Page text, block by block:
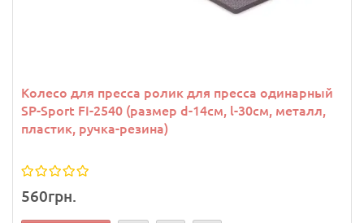
Колесо для пресса ролик для пресса одинарный
SP-Sport FI-2540 (размер d-14см, l-30см, металл,
пластик, ручка-резина)
560грн.